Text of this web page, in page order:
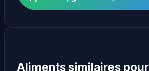
Aliments similaires